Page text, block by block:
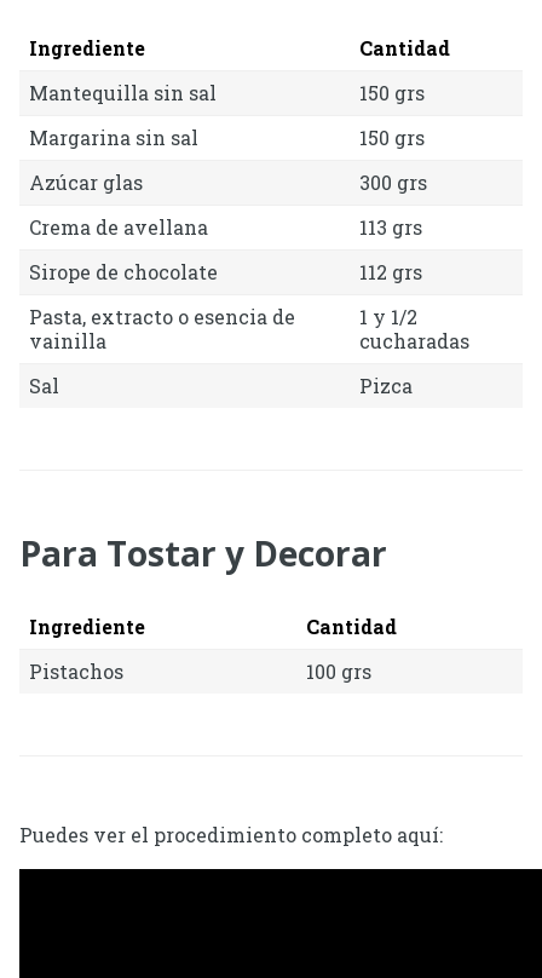
Ingrediente
Cantidad
Mantequilla sin sal
150 grs
Margarina sin sal
150 grs
Azúcar glas
300 grs
Crema de avellana
113 grs
Sirope de chocolate
112 grs
Pasta, extracto o esencia de
vainilla
1 y 1/2
cucharadas
Sal
Pizca
Para Tostar y Decorar
Ingrediente
Cantidad
Pistachos
100 grs
Puedes ver el procedimiento completo aquí: